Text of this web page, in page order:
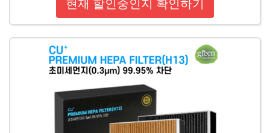
현재 할인중인지 확인하기